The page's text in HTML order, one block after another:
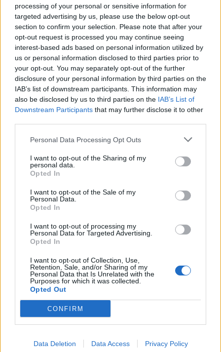
processing of your personal or sensitive information for
targeted advertising by us, please use the below opt-out
section to confirm your selection. Please note that after your
opt-out request is processed you may continue seeing
interest-based ads based on personal information utilized by
us or personal information disclosed to third parties prior to
your opt-out. You may separately opt-out of the further
disclosure of your personal information by third parties on the
IAB’s list of downstream participants. This information may
also be disclosed by us to third parties on the IAB’s List of
Downstream Participants that may further disclose it to other
Personal Data Processing Opt Outs
I want to opt-out of the Sharing of my
personal data.
Opted In
I want to opt-out of the Sale of my
Personal Data.
Opted In
I want to opt-out of processing my
Personal Data for Targeted Advertising.
Opted In
I want to opt-out of Collection, Use,
Retention, Sale, and/or Sharing of my
Personal Data that Is Unrelated with the
Purposes for which it was collected.
Opted Out
CONFIRM
Data Deletion Data Access Privacy Policy
4 år sedan
Det ser jättefräscht ut! Jag ska äta chicken nuggets ;D
0 Svara
VECKOMATSEDEL
Söndag var det idag. Det betyder i vanlig ordning att det
Varsågoda.